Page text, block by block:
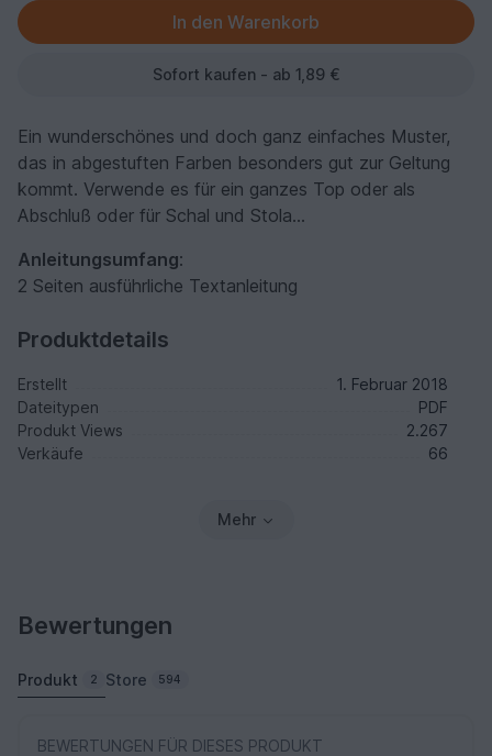
Sofort kaufen - ab 1,89 €
Ein wunderschönes und doch ganz einfaches Muster,
das in abgestuften Farben besonders gut zur Geltung
kommt. Verwende es für ein ganzes Top oder als
Abschluß oder für Schal und Stola…
Anleitungsumfang:
2 Seiten ausführliche Textanleitung
Produktdetails
Erstellt
1. Februar 2018
Dateitypen
PDF
Produkt Views
2.267
Verkäufe
66
Mehr
Bewertungen
Produkt 2 Store 594
BEWERTUNGEN FÜR DIESES PRODUKT